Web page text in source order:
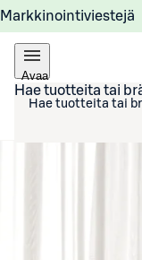
Markkinointiviestejä
Avaa
valikko
Hae tuotteita tai